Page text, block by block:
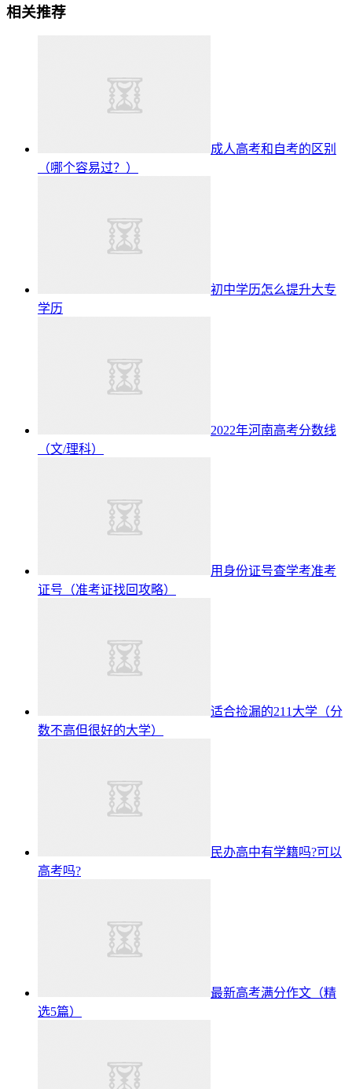
相关推荐
成人高考和自考的区别
（哪个容易过？）
初中学历怎么提升大专
学历
2022年河南高考分数线
（文/理科）
用身份证号查学考准考
证号（准考证找回攻略）
适合捡漏的211大学（分
数不高但很好的大学）
民办高中有学籍吗?可以
高考吗?
最新高考满分作文（精
选5篇）